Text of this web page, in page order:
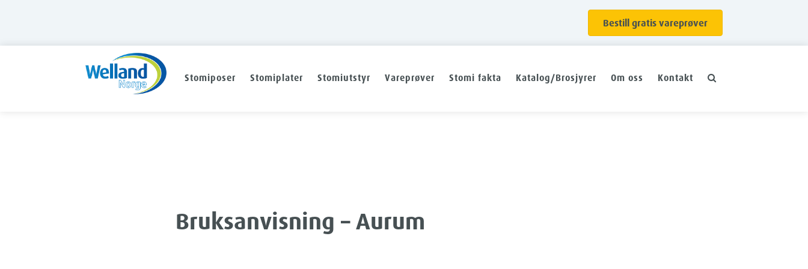
Bestill gratis vareprøver
Stomiposer Stomiplater Stomiutstyr Vareprøver Stomi fakta Katalog/Brosjyrer Om oss Kontakt
Bruksanvisning – Aurum